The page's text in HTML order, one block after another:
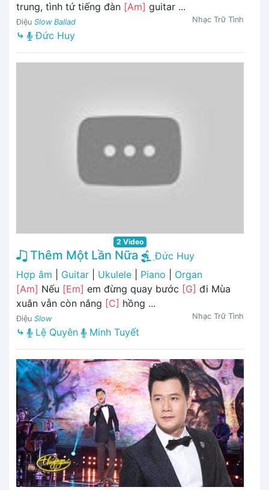
trung, tình tứ tiếng đàn [Am] guitar ...
Điệu Slow Ballad Nhạc Trữ Tình
⤷ Đức Huy
2 Video
Thêm Một Lần Nữa
Đức Huy
Hợp âm
Guitar Ukulele Piano
Organ
[Am] Nếu [Em] em đừng quay bước [G] đi Mùa
xuân vẫn còn nắng [C] hồng ...
Điệu Slow Nhạc Trữ Tình
⤷ Lệ Quyên Minh Tuyết